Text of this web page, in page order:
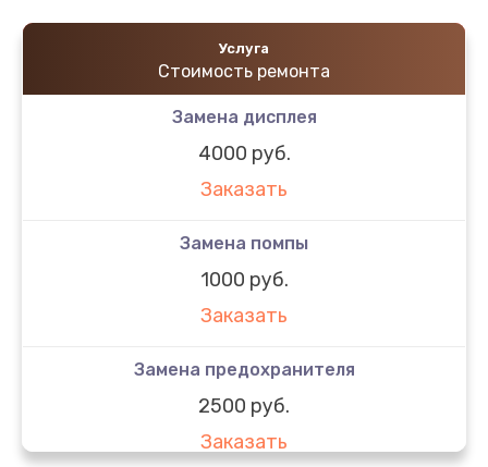
Услуга
Стоимость ремонта
Замена дисплея
4000 руб.
Заказать
Замена помпы
1000 руб.
Заказать
Замена предохранителя
2500 руб.
Заказать